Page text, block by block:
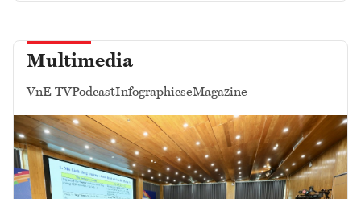
Multimedia
VnE TVPodcastInfographicseMagazine